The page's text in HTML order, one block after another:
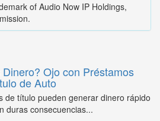
of Audio Now IP Holdings,
Ojo con Préstamos
de Auto
de título pueden generar dinero rápido
duras consecuencias...